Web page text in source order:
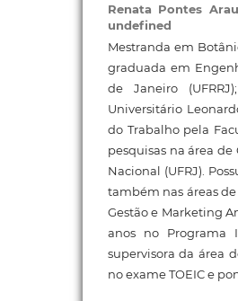
Renata Pontes
undefined
Mestranda em
graduada em
de Janeiro
Universitário
do Trabalho pela
pesquisas na área de
Nacional (UFRJ).
também nas áreas
Gestão e Marketing
anos no Programa
supervisora da área
no exame TOEIC e